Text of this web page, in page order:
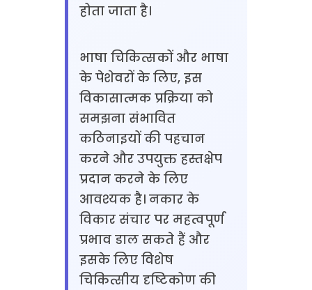
होता जाता है।
भाषा चिकित्सकों और भाषा
के पेशेवरों के लिए, इस
विकासात्मक प्रक्रिया को
समझना संभावित
कठिनाइयों की पहचान
करने और उपयुक्त हस्तक्षेप
प्रदान करने के लिए
आवश्यक है। नकार के
विकार संचार पर महत्वपूर्ण
प्रभाव डाल सकते हैं और
इसके लिए विशेष
चिकित्सीय दृष्टिकोण की